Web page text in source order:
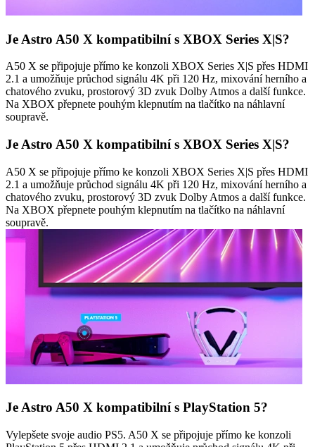
Je Astro A50 X kompatibilní s XBOX Series X|S?
A50 X se připojuje přímo ke konzoli XBOX Series X|S přes HDMI
2.1 a umožňuje průchod signálu 4K při 120 Hz, mixování herního a
chatového zvuku, prostorový 3D zvuk Dolby Atmos a další funkce.
Na XBOX přepnete pouhým klepnutím na tlačítko na náhlavní
soupravě.
Je Astro A50 X kompatibilní s XBOX Series X|S?
A50 X se připojuje přímo ke konzoli XBOX Series X|S přes HDMI
2.1 a umožňuje průchod signálu 4K při 120 Hz, mixování herního a
chatového zvuku, prostorový 3D zvuk Dolby Atmos a další funkce.
Na XBOX přepnete pouhým klepnutím na tlačítko na náhlavní
soupravě.
Je Astro A50 X kompatibilní s PlayStation 5?
Vylepšete svoje audio PS5. A50 X se připojuje přímo ke konzoli